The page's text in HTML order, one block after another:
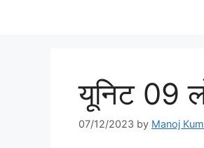
यूनिट 09
07/12/2023 by Manoj